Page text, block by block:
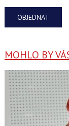
OBJEDNAT
MOHLO BY